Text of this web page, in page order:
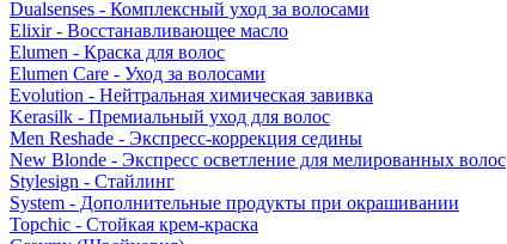
Dualsenses - Комплексный уход за волосами
Elixir - Восстанавливающее масло
Elumen - Краска для волос
Elumen Care - Уход за волосами
Evolution - Нейтральная химическая завивка
Kerasilk - Премиальный уход для волос
Men Reshade - Экспресс-коррекция седины
New Blonde - Экспресс осветление для мелированных волос
Stylesign - Стайлинг
System - Дополнительные продукты при окрашивании
Topchic - Стойкая крем-краска